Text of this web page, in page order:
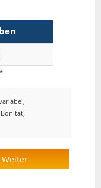
*
Weiter